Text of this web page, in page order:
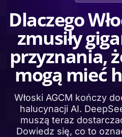
Dlaczego
zmusiły
przyznania,
mogą mieć
Włoski AGCM kończy
halucynacji AI.
muszą teraz
Dowiedz się, co to